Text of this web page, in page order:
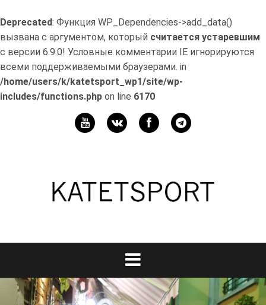
Deprecated: Функция WP_Dependencies->add_data()
вызвана с аргументом, который считается устаревшим
с версии 6.9.0! Условные комментарии IE игнорируются
всеми поддерживаемыми браузерами. in
/home/users/k/katetsport_wp1/site/wp-
includes/functions.php on line 6170
Мой